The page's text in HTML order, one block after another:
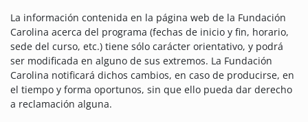
La información contenida en la página web de la Fundación
Carolina acerca del programa (fechas de inicio y fin, horario,
sede del curso, etc.) tiene sólo carácter orientativo, y podrá
ser modificada en alguno de sus extremos. La Fundación
Carolina notificará dichos cambios, en caso de producirse, en
el tiempo y forma oportunos, sin que ello pueda dar derecho
a reclamación alguna.